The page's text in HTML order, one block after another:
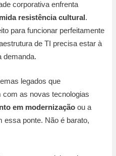
corporativa enfrenta
resistência cultural .
para funcionar perfeitamente
de TI precisa estar à
demanda.
legados que
as novas tecnologias
em modernização ou a
essa ponte. Não é barato,